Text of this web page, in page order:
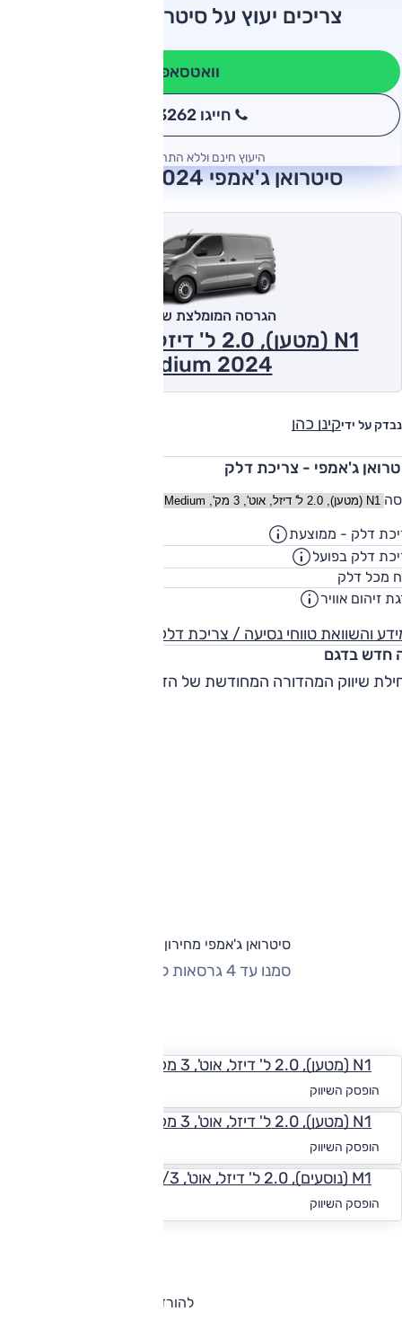
צריכים יעוץ על סיטרואן ג'אמפי?
וואטסאפ
חייגו 3262
היעוץ חינם וללא התחייבות
סיטרואן ג'אמפי 2024 חוות דעת
נבדק על ידיקינן כהן
הגרסה המומלצת של אוטו
Medium 2024
ג'אמפי - צריכת דלק
דלק - ממוצעת
דלק בפועל
מכל דלק
זיהום אוויר
והשוואת טווחי נסיעה / צריכת דלק
חדש בדגם
שיווק המהדורה המחודשת של הדגם ביולי 2024.
סיטרואן ג'אמפי מחירון וגרסאות
סמנו עד 4 גרסאות להשוואה
N1 (מטען), 2.0 ל' דיזל, אוט', 3 מק', Medium
הופסק השיווק
N1 (מטען), 2.0 ל' דיזל, אוט', 3 מק', Large
הופסק השיווק
M1 (נוסעים), 2.0 ל' דיזל, אוט', 2/3 מק', Medium
הופסק השיווק
להורדת קטלוג סיטרואן ג'אמפי